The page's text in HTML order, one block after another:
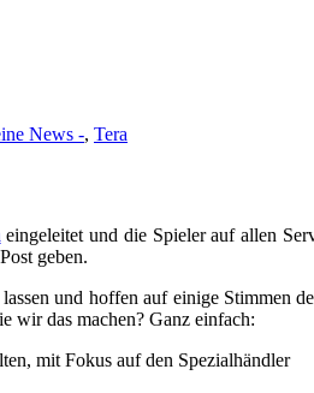
News -, Tera
eingeleitet und die Spieler auf allen
geben.
und hoffen auf einige Stimmen
wir das machen? Ganz einfach:
mit Fokus auf den Spezialhändler